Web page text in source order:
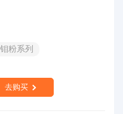
钼粉系列
去购买